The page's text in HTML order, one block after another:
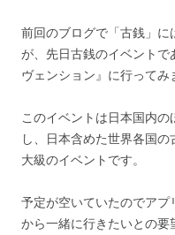
前回のブログで「古銭」
が、先日古銭のイベント
ヴェンション』に行ってみ
このイベントは日本国内
し、日本含めた世界各国
大級のイベントです。
予定が空いていたのでア
から一緒に行きたいとの要